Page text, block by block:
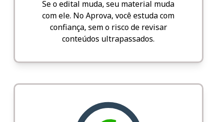
Se o edital muda, seu material muda
com ele. No Aprova, você estuda com
confiança, sem o risco de revisar
conteúdos ultrapassados.